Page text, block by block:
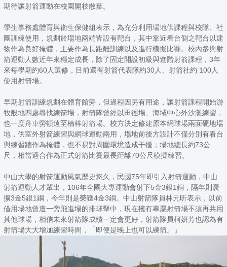
期待讓射箭運動在校園開枝散葉。
學生事務處體育與衛生保健組表示，為充分利用場地供課程與校隊、社
團訓練使用，規劃於場地兩端皆設有靶台，其中靠近看台側之靶台以建
物作為良好掩體，主要作為長距離訓練以及進行模擬比賽。校內參與射
箭運動人數近年來穩定成長，除了固定開設初級與進階射箭課程，3年
來每學期約60人選修，目前還有射箭代表隊約30人、射箭社約 100人
使用射箭場。
早期射箭訓練規劃在體育館旁，但過程因另有用途，讓射箭課程開始游
牧般地四處尋找練箭場，射箭隊曾經以田徑場、海域中心外沙灘練習，
也一度舟車勞頓遠至楠梓射箭場。校方決定修建原本網球場兩面硬地場
地，供室外射箭練習與網球運動兩用，場地前後方設計不僅分別有看台
與練習牆作為掩體，也不易對周圍環境造成干擾；場地總長約73公
尺，相當適合作為正式射箭比賽最長距離70公尺模擬練習。
中山大學的射箭運動風氣歷史悠久，民國75年即引入射箭運動，中山
射箭運動人才輩出，106年全國大專運動會射下5金3銀1銅，隔年則囊
擴3金5銀1銅，今年則是榮獲4金3銅。中山射箭隊員林元昕表示，以前
借用場地曾遭一旁飛進場的排球擊中，現在擁有專屬射箭場不須再共用
其他球場，相信未來射箭隊成績一定會更好，射箭隊員柯妍芳也認為有
射箭場大大增加練習時間，「即便是晚上也可以練箭。」